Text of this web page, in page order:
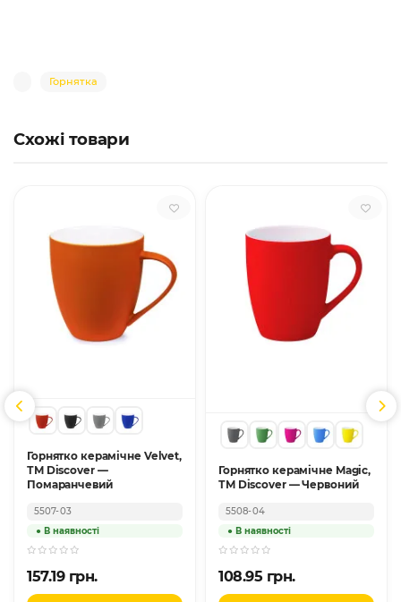
Горнятка
Схожі товари
Горнятко керамічне Velvet,
ТМ Discover —
Помаранчевий
5507-03
157.19 грн.
Горнятко керамічне Magic,
ТМ Discover — Червоний
5508-04
108.95 грн.